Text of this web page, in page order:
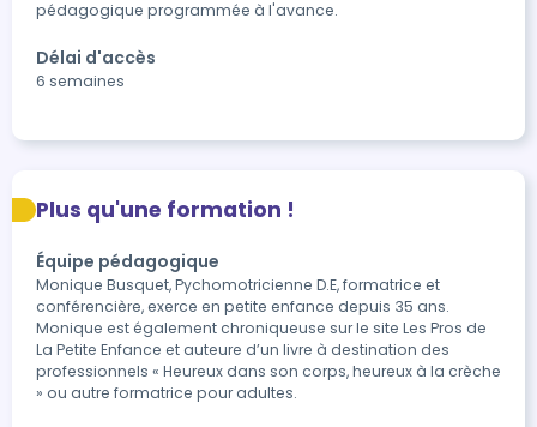
Délai d'accès
6 semaines
Plus qu'une formation !
Équipe pédagogique
Monique Busquet, Pychomotricienne D.E, formatrice et
conférencière, exerce en petite enfance depuis 35 ans.
Monique est également chroniqueuse sur le site Les Pros de
La Petite Enfance et auteure d’un livre à destination des
professionnels « Heureux dans son corps, heureux à la crèche
» ou autre formatrice pour adultes.